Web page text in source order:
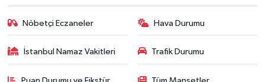
Nöbetçi Eczaneler Hava Durumu
İstanbul Namaz Vakitleri Trafik Durumu